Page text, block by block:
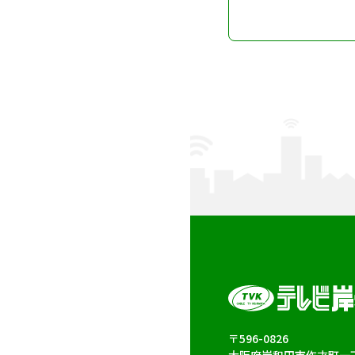
〒596-0826